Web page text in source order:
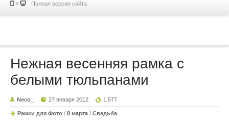
Полная версия сайта
Нежная весенняя рамка с
белыми тюльпанами
Neco_ 27 января 2012 1 577
Рамки для Фото / 8 марта / Свадьба